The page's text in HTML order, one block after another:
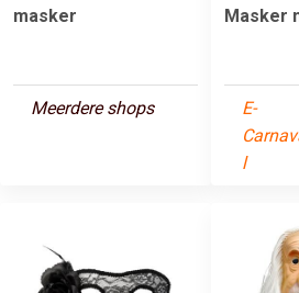
masker
Meerdere shops
Masker
E-
l